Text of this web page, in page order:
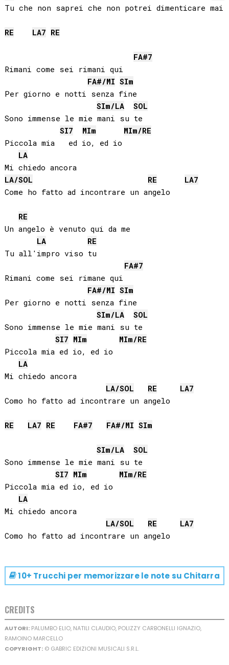
Tu che non saprei che non potrei dimenticare mai
RE LA7 RE
FA#7
Rimani come sei rimani qui
FA#/MI SIm
Per giorno e notti senza fine
SIm/LA
SOL
Sono immense le mie mani su te
SI7 MIm MIm/RE
Piccola mia   ed io, ed io
LA
Mi chiedo ancora
LA/SOL RE LA7
Come ho fatto ad incontrare un angelo
RE
Un angelo è venuto qui da me
LA
RE
Tu all'impro viso tu
FA#7
Rimani come sei rimane qui
FA#/MI SIm
Per giorno e notti senza fine
SIm/LA
SOL
Sono immense le mie mani su te
SI7 MIm MIm/RE
Piccola mia ed io, ed io
LA
Mi chiedo ancora
LA/SOL RE LA7
Como ho fatto ad incontrare un angelo
RE LA7 RE FA#7 FA#/MI SIm
SIm/LA
SOL
Sono immense le mie mani su te
SI7 MIm MIm/RE
Piccola mia ed io, ed io
LA
Mi chiedo ancora
LA/SOL RE LA7
10+ Trucchi per memorizzare le note su Chitarra
CREDITS
AUTORI:PALUMBO ELIO, NATILI CLAUDIO, POLIZZY CARBONELLI IGNAZIO,
RAMOINO MARCELLO
COPYRIGHT:© GABRIC EDIZIONI MUSICALI S.R.L.